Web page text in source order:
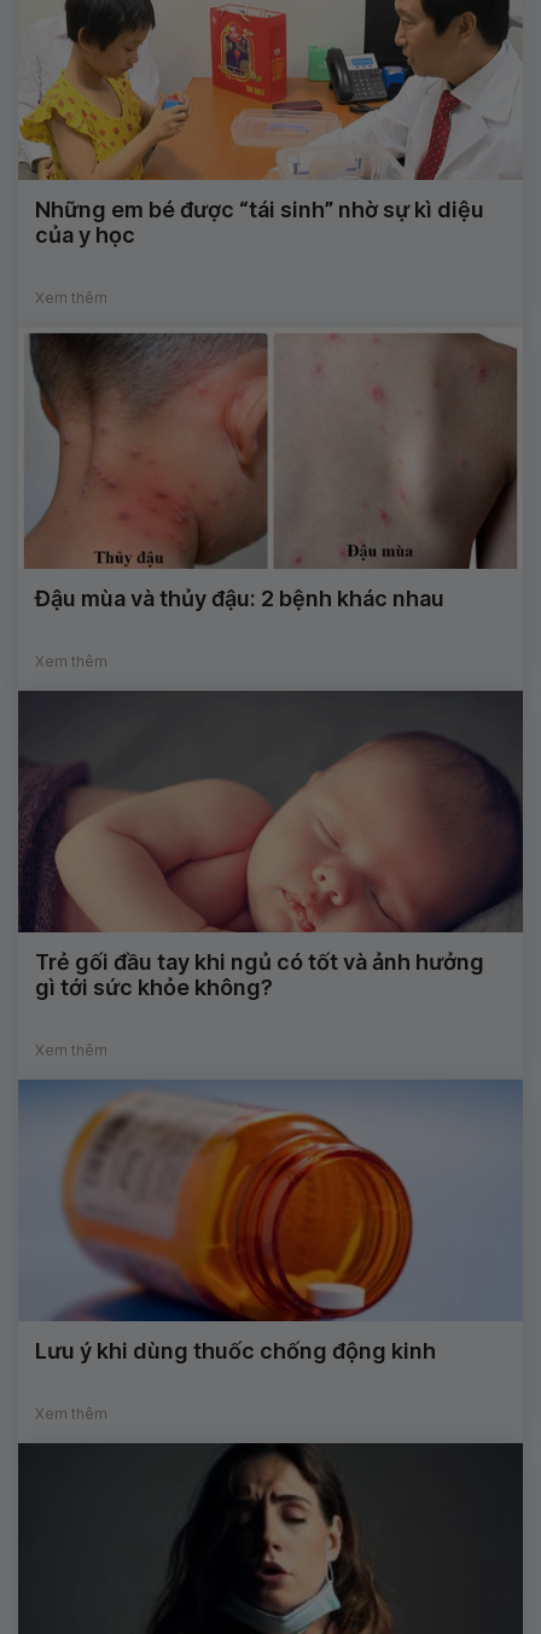
Những em bé được “tái sinh” nhờ sự kì diệu
của y học
Xem thêm
Đậu mùa và thủy đậu: 2 bệnh khác nhau
Xem thêm
Trẻ gối đầu tay khi ngủ có tốt và ảnh hưởng
gì tới sức khỏe không?
Xem thêm
Lưu ý khi dùng thuốc chống động kinh
Xem thêm